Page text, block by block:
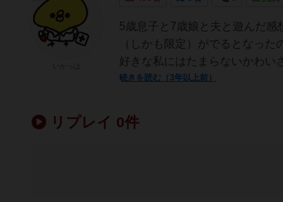
5歳息子と7歳娘と夫と遊んだ感
（しかも限定）がでるとなっ
好きな私にはたまらないかわい
続きを読む（3年以上前）
リプレイ 0件